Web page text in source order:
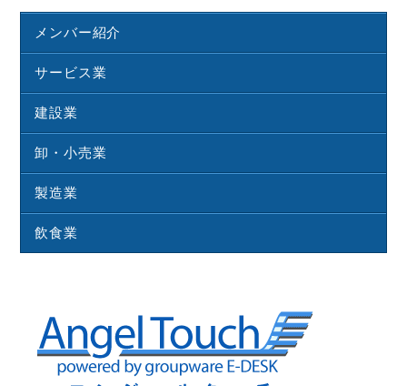
メンバー紹介
サービス業
建設業
卸・小売業
製造業
飲食業